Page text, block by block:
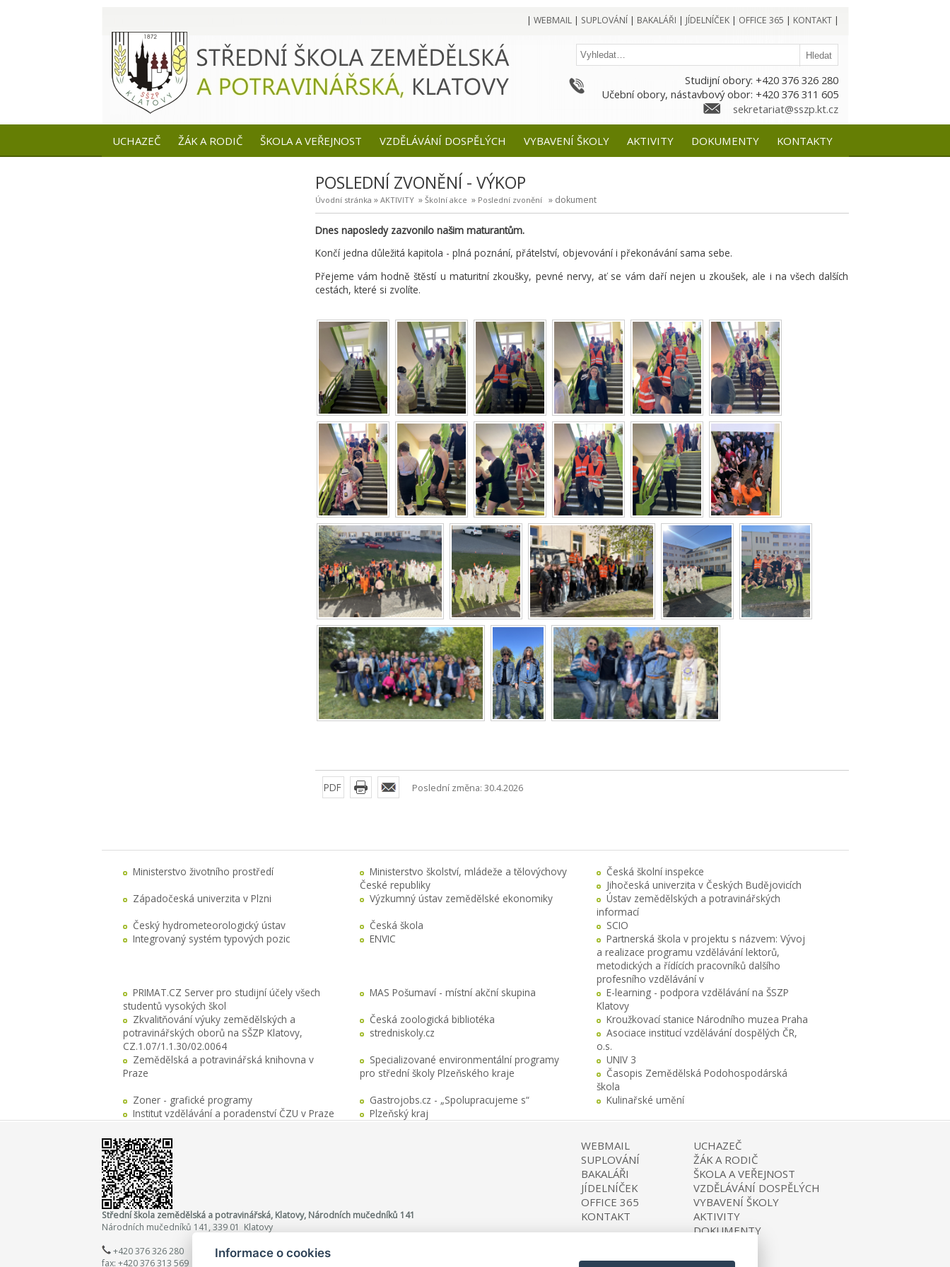
| WEBMAIL| SUPLOVÁNÍ | BAKALÁŘI | JÍDELNÍČEK| OFFICE 365 | KONTAKT|
Studijní obory: +420 376 326 280
Učební obory, nástavbový obor: +420 376 311 605
sekretariat@sszp.kt.cz
UCHAZEČ ŽÁK A RODIČ ŠKOLA A VEŘEJNOST VZDĚLÁVÁNÍ DOSPĚLÝCH VYBAVENÍ ŠKOLY AKTIVITY DOKUMENTY KONTAKTY
POSLEDNÍ ZVONĚNÍ - VÝKOP
Úvodní stránka » AKTIVITY» Školní akce » Poslední zvonění» dokument
Dnes naposledy zazvonilo našim maturantům.
Končí jedna důležitá kapitola - plná poznání, přátelství, objevování i překonávání sama sebe.
Přejeme vám hodně štěstí u maturitní zkoušky, pevné nervy, ať se vám daří nejen u zkoušek, ale i na všech dalších
cestách, které si zvolíte.
PDF Poslední změna: 30.4.2026
Ministerstvo životního prostředí
Ministerstvo školství, mládeže a tělovýchovy
České republiky
Česká školní inspekce
Jihočeská univerzita v Českých Budějovicích
Západočeská univerzita v Plzni
Výzkumný ústav zemědělské ekonomiky
Ústav zemědělských a potravinářských
informací
Český hydrometeorologický ústav
Česká škola
SCIO
Integrovaný systém typových pozic
ENVIC
Partnerská škola v projektu s názvem: Vývoj
a realizace programu vzdělávání lektorů,
metodických a řídících pracovníků dalšího
profesního vzdělávání v
PRIMAT.CZ Server pro studijní účely všech
studentů vysokých škol
MAS Pošumaví - místní akční skupina
E-learning - podpora vzdělávání na ŠSZP
Klatovy
Zkvalitňování výuky zemědělských a
potravinářských oborů na SŠZP Klatovy,
CZ.1.07/1.1.30/02.0064
Česká zoologická bibliotéka
Kroužkovací stanice Národního muzea Praha
stredniskoly.cz
Asociace institucí vzdělávání dospělých ČR,
o.s.
Zemědělská a potravinářská knihovna v
Praze
Specializované environmentální programy
pro střední školy Plzeňského kraje
UNIV 3
Časopis Zemědělská Podohospodárská
škola
Zoner - grafické programy
Gastrojobs.cz - „Spolupracujeme s“
Kulinařské umění
Institut vzdělávání a poradenství ČZU v Praze
Plzeňský kraj
Střední škola zemědělská a potravinářská, Klatovy, Národních mučedníků 141
Národních mučedníků 141, 339 01 Klatovy
+420 376 326 280
fax: +420 376 313 569
WEBMAIL
SUPLOVÁNÍ
BAKALÁŘI
JÍDELNÍČEK
OFFICE 365
KONTAKT
UCHAZEČ
ŽÁK A RODIČ
ŠKOLA A VEŘEJNOST
VZDĚLÁVÁNÍ DOSPĚLÝCH
VYBAVENÍ ŠKOLY
AKTIVITY
DOKUMENTY
Informace o cookies